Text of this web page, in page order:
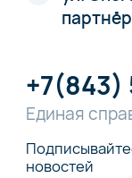
+7(843)
Единая
новостей